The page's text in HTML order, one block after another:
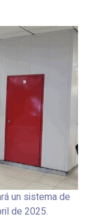
un sistema de
de 2025.